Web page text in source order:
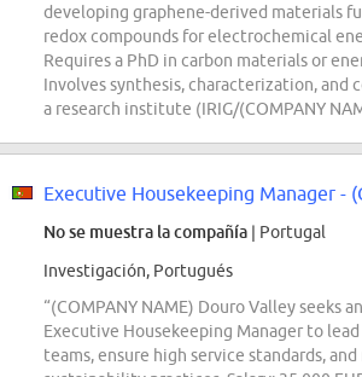
developing graphene-derived materials
redox compounds for electrochemical
Requires a PhD in carbon materials or
Involves synthesis, characterization, and
a research institute (IRIG/(COMPANY
No se muestra la compañía | Portugal
Investigación, Portugués
“(COMPANY NAME) Douro Valley seeks
Executive Housekeeping Manager to
teams, ensure high service standards,